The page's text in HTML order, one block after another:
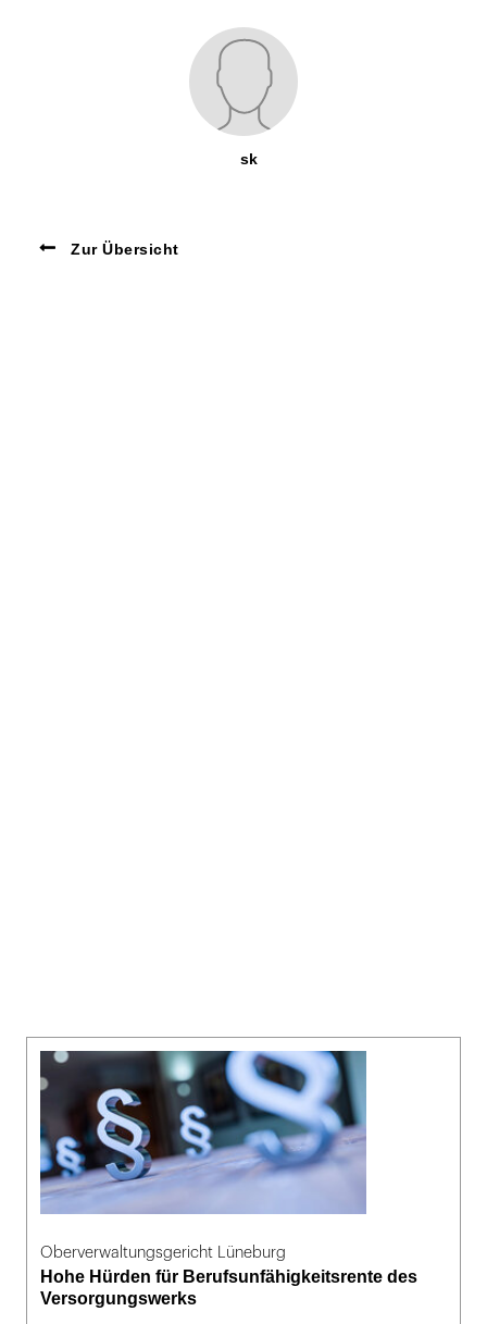
sk
Zur Übersicht
Oberverwaltungsgericht Lüneburg
Hohe Hürden für Berufsunfähigkeitsrente des
Versorgungswerks